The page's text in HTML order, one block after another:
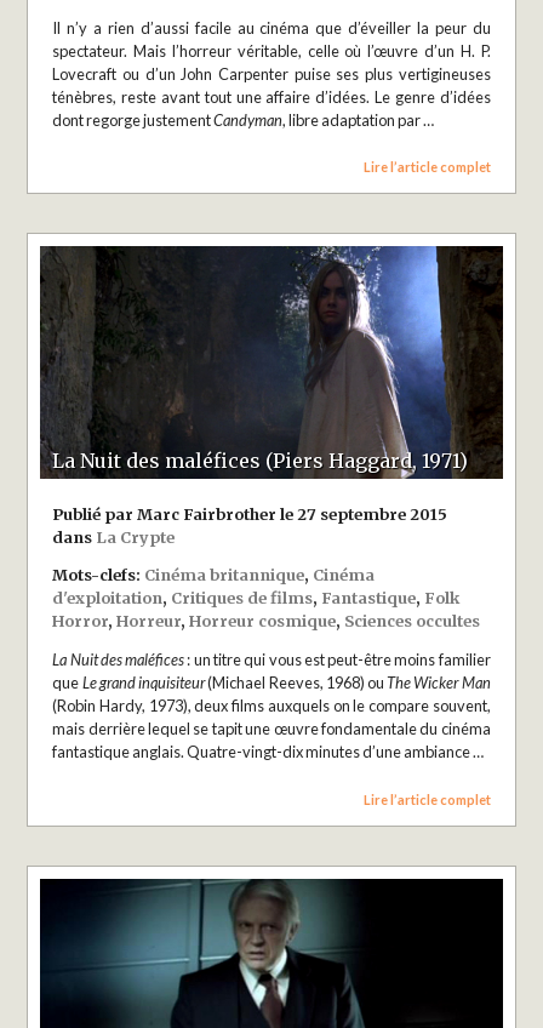
Il n’y a rien d’aussi facile au cinéma que d’éveiller la peur du
spectateur. Mais l’horreur véritable, celle où l’œuvre d’un H. P.
Lovecraft ou d’un John Carpenter puise ses plus vertigineuses
ténèbres, reste avant tout une affaire d’idées. Le genre d’idées
dont regorge justementCandyman, libre adaptation par …
Lire l’article complet
La Nuit des maléfices (Piers Haggard, 1971)
Publié par Marc Fairbrother le 27 septembre 2015
dans La Crypte
Mots-clefs: Cinéma britannique, Cinéma
d'exploitation, Critiques de films, Fantastique, Folk
Horror,Horreur,Horreur cosmique, Sciences occultes
La Nuit des maléfices: un titre qui vous est peut-être moins familier
queLe grand inquisiteur(Michael Reeves, 1968) ouThe Wicker Man
(Robin Hardy, 1973), deux films auxquels on le compare souvent,
mais derrière lequel se tapit une œuvre fondamentale du cinéma
fantastique anglais. Quatre-vingt-dix minutes d’une ambiance …
Lire l’article complet